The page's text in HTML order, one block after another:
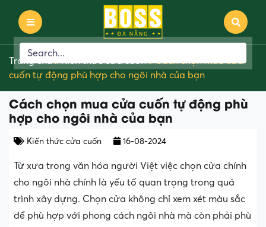
Trang chủ
cuốn tự động phù hợp cho ngôi nhà của bạn
Cách chọn mua cửa cuốn tự động phù
hợp cho ngôi nhà của bạn
Kiến thức cửa cuốn 16-08-2024
Từ xưa trong văn hóa người Việt việc chọn cửa chính
cho ngôi nhà chính là yếu tố quan trọng trong quá
trình xây dựng. Chọn cửa không chỉ xem xét màu sắc
để phù hợp với phong cách ngôi nhà mà còn phải phù